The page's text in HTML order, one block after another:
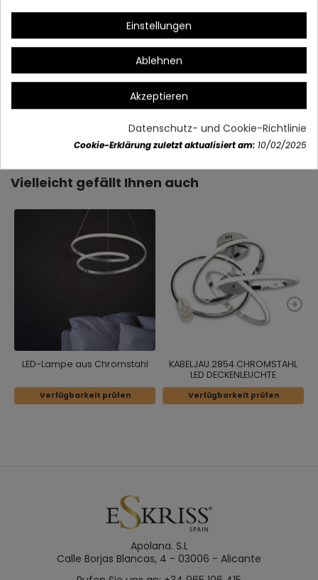
Vielleicht gefällt Ihnen auch
LED-Lampe aus Chromstahl
Verfügbarkeit prüfen
KABELJAU.2854 CHROMSTAHL
LED DECKENLEUCHTE
Verfügbarkeit prüfen
Apolana. S.L
Calle Borjas Blancas, 4 - 03006 - Alicante
Einstellungen
Ablehnen
Akzeptieren
Datenschutz- und Cookie-Richtlinie
Cookie-Erklärung zuletzt aktualisiert am: 10/02/2025